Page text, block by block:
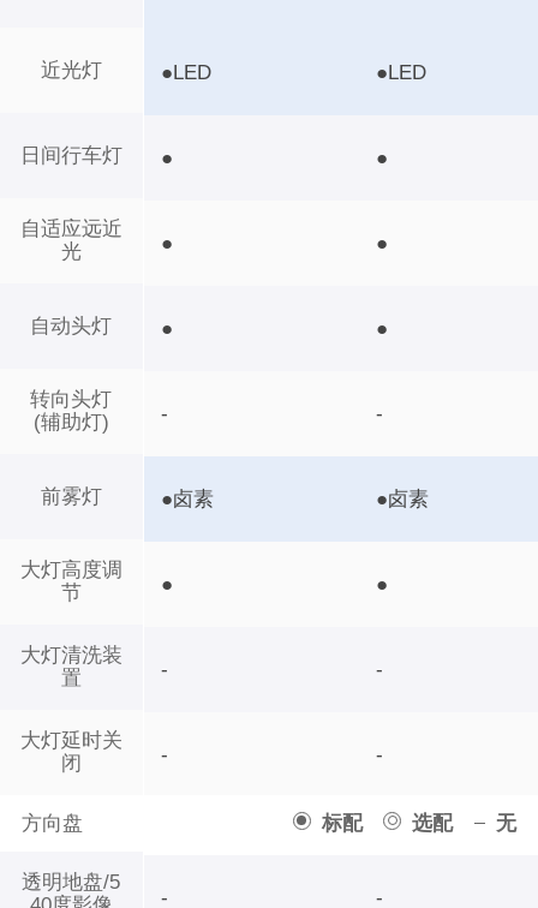
近光灯
日间行车灯
自适应远近
光
自动头灯
转向头灯
(辅助灯)
前雾灯
大灯高度调
节
大灯清洗装
置
大灯延时关
闭
方向盘 标配 选配 无
透明地盘/5
●LED ●LED
● ●
● ●
● ●
- -
●卤素 ●卤素
● ●
- -
- -
- -